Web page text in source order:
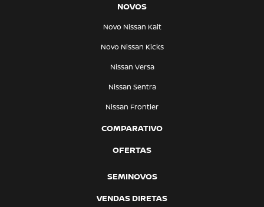
NOVOS
Novo Nissan Kait
Novo Nissan Kicks
Nissan Versa
Nissan Sentra
Nissan Frontier
COMPARATIVO
OFERTAS
SEMINOVOS
VENDAS DIRETAS